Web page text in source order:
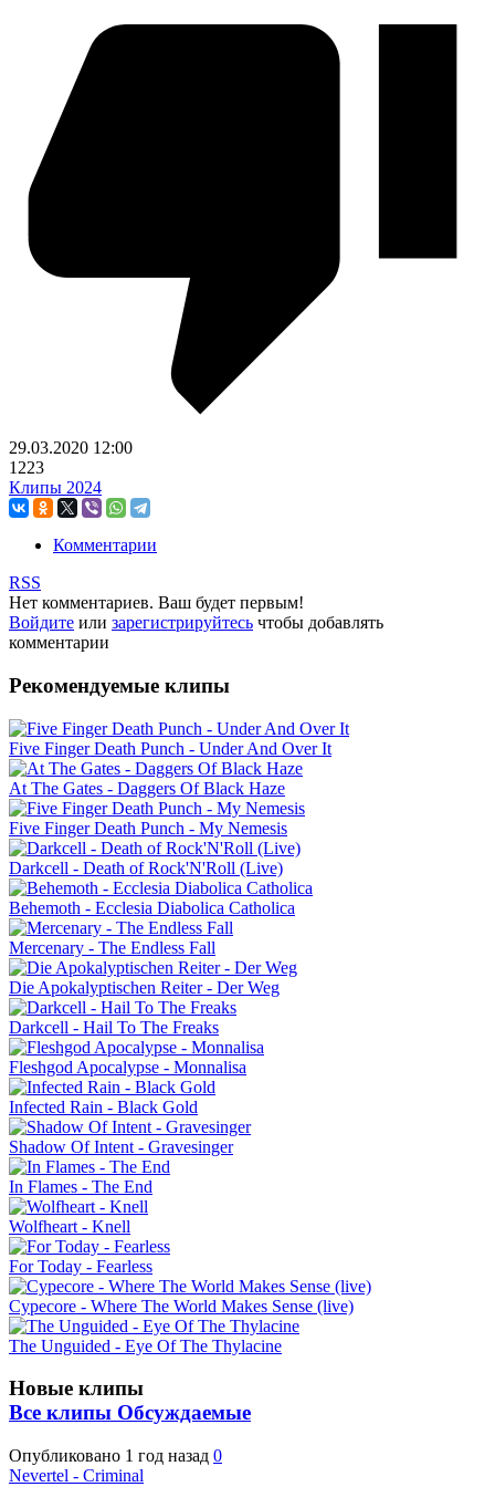
29.03.2020 12:00
1223
Клипы 2024
Комментарии
RSS
Нет комментариев. Ваш будет первым!
Войдите или зарегистрируйтесь чтобы добавлять
комментарии
Рекомендуемые клипы
Five Finger Death Punch - Under And Over It
At The Gates - Daggers Of Black Haze
Five Finger Death Punch - My Nemesis
Darkcell - Death of Rock'N'Roll (Live)
Behemoth - Ecclesia Diabolica Catholica
Mercenary - The Endless Fall
Die Apokalyptischen Reiter - Der Weg
Darkcell - Hail To The Freaks
Fleshgod Apocalypse - Monnalisa
Infected Rain - Black Gold
Shadow Of Intent - Gravesinger
In Flames - The End
Wolfheart - Knell
For Today - Fearless
Cypecore - Where The World Makes Sense (live)
The Unguided - Eye Of The Thylacine
Новые клипы
Все клипы Обсуждаемые
Опубликовано 1 год назад 0
Nevertel - Criminal